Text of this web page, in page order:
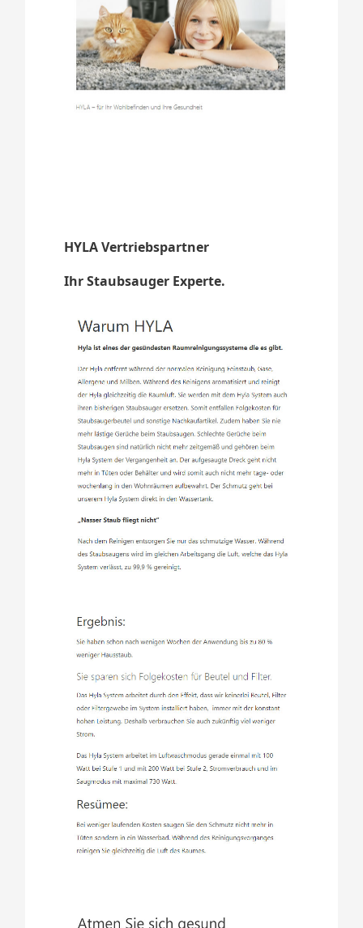
HYLA Vertriebspartner
Ihr Staubsauger Experte.